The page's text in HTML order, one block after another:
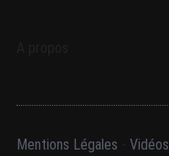
Mentions Légales Vidéos